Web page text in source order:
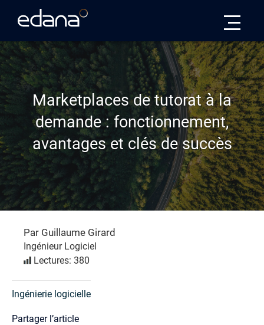
Marketplaces de tutorat à la
demande : fonctionnement,
avantages et clés de succès
Par Guillaume Girard
Ingénieur Logiciel
Lectures: 380
Ingénierie logicielle
Partager l’article